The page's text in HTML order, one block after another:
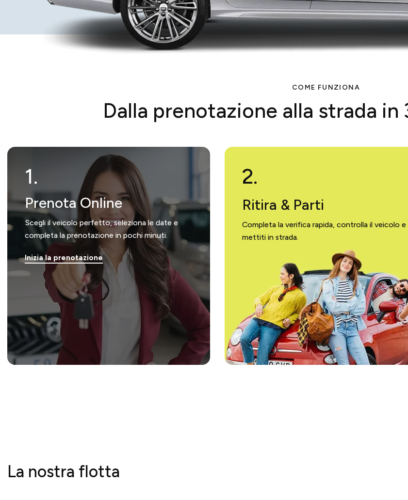
COME FUNZIONA
Dalla prenotazione alla strada in
1.
Prenota Online
Scegli il veicolo perfetto, seleziona le date e
completa la prenotazione in pochi minuti.
Inizia la prenotazione
2.
Ritira & Parti
Completa la verifica rapida, controlla il veicolo e
mettiti in strada.
La nostra flotta